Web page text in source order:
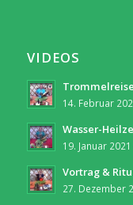
VIDEOS
Trommelreise
14. Februar
Wasser-
19. Januar
Vortrag &
27. Dezember